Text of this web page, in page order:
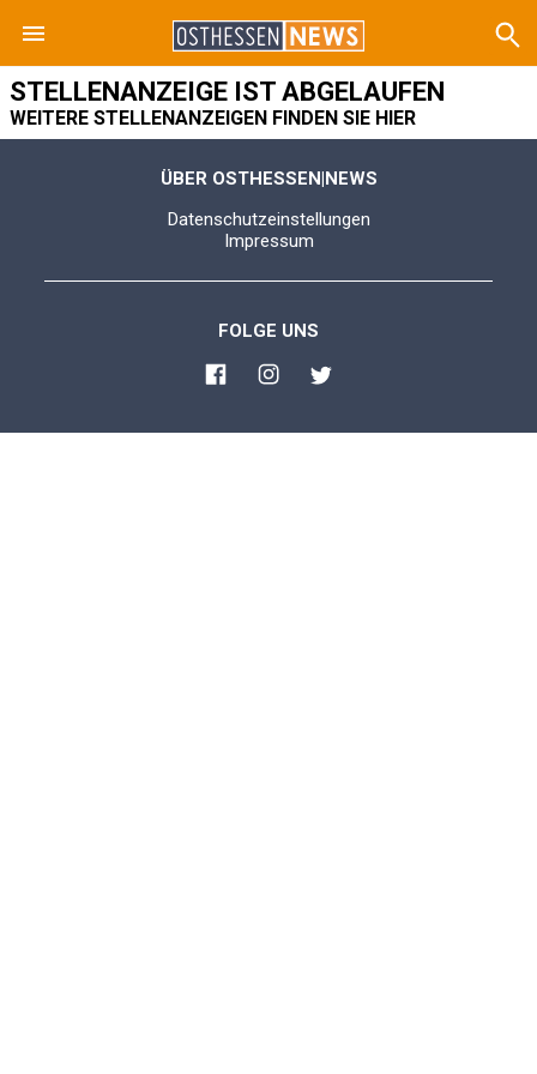
STELLENANZEIGE IST ABGELAUFEN
WEITERE STELLENANZEIGEN FINDEN SIE HIER
ÜBER OSTHESSEN|NEWS
Datenschutzeinstellungen
Impressum
FOLGE UNS